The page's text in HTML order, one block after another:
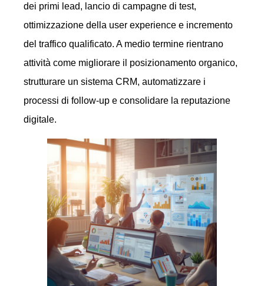
dei primi lead, lancio di campagne di test,
ottimizzazione della user experience e incremento
del traffico qualificato. A medio termine rientrano
attività come migliorare il posizionamento organico,
strutturare un sistema CRM, automatizzare i
processi di follow-up e consolidare la reputazione
digitale.